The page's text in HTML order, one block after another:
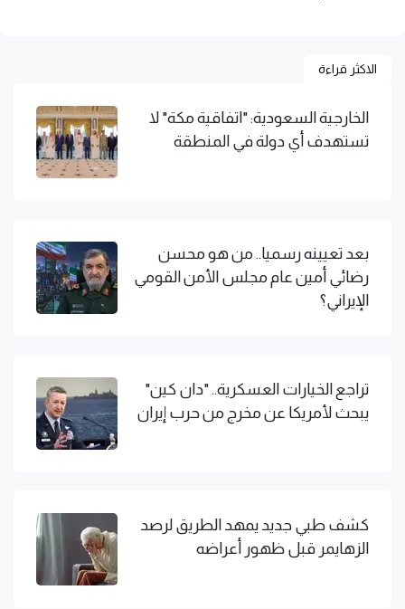
الاكثر قراءة
الخارجية السعودية: "اتفاقية مكة" لا
تستهدف أي دولة في المنطقة
بعد تعيينه رسميا.. من هو محسن
رضائي أمين عام مجلس الأمن القومي
الإيراني؟
تراجع الخيارات العسكرية.. "دان كين"
يبحث لأمريكا عن مخرج من حرب إيران
كشف طبي جديد يمهد الطريق لرصد
الزهايمر قبل ظهور أعراضه